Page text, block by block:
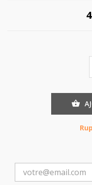
